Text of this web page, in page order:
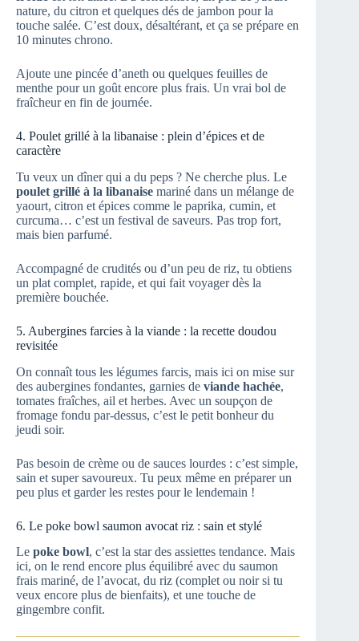
nature, du citron et quelques dés de jambon pour la
touche salée. C’est doux, désaltérant, et ça se prépare en
10 minutes chrono.
Ajoute une pincée d’aneth ou quelques feuilles de
menthe pour un goût encore plus frais. Un vrai bol de
fraîcheur en fin de journée.
4. Poulet grillé à la libanaise : plein d’épices et de
caractère
Tu veux un dîner qui a du peps ? Ne cherche plus. Le
poulet grillé à la libanaise mariné dans un mélange de
yaourt, citron et épices comme le paprika, cumin, et
curcuma… c’est un festival de saveurs. Pas trop fort,
mais bien parfumé.
Accompagné de crudités ou d’un peu de riz, tu obtiens
un plat complet, rapide, et qui fait voyager dès la
première bouchée.
5. Aubergines farcies à la viande : la recette doudou
revisitée
On connaît tous les légumes farcis, mais ici on mise sur
des aubergines fondantes, garnies de viande hachée,
tomates fraîches, ail et herbes. Avec un soupçon de
fromage fondu par-dessus, c’est le petit bonheur du
jeudi soir.
Pas besoin de crème ou de sauces lourdes : c’est simple,
sain et super savoureux. Tu peux même en préparer un
peu plus et garder les restes pour le lendemain !
6. Le poke bowl saumon avocat riz : sain et stylé
Le poke bowl, c’est la star des assiettes tendance. Mais
ici, on le rend encore plus équilibré avec du saumon
frais mariné, de l’avocat, du riz (complet ou noir si tu
veux encore plus de bienfaits), et une touche de
gingembre confit.